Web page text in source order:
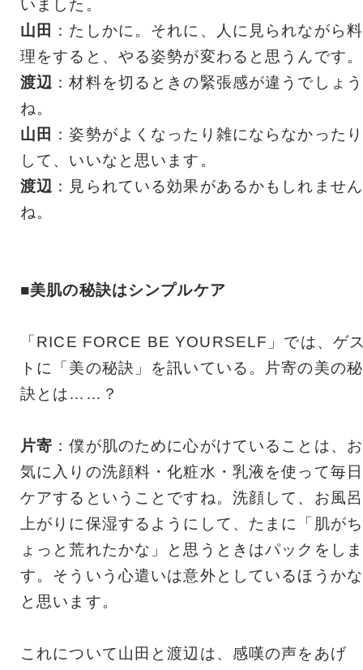
いました。
山田
：たしかに。それに、人に見られながら料
理をすると、やる姿勢が変わると思うんです。
渡辺 ：材料を切るときの緊張感が違うでしょう
ね。
山田
：姿勢がよくなったり雑にならなかったり
して、いいなと思います。
渡辺 ：見られている効果があるかもしれません
ね。
■美肌の秘訣はシンプルケア
「RICE FORCE BE YOURSELF」では、ゲ
トに「美の秘訣」を訊いている。片寄の美の秘
訣とは……？
片寄 ：僕が肌のために心がけていることは、お
気に入りの洗顔料・化粧水・乳液を使って毎日
ケアするということですね。洗顔して、お風呂
上がりに保湿するようにして、たまに「肌がち
ょっと荒れたかな」と思うときはパックをしま
す。そういう心遣いは意外としているほうかな
と思います。
これについて山田と渡辺は、感嘆の声をあげ